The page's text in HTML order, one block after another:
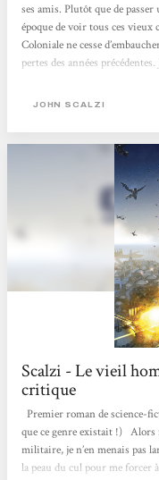
ses amis. Plutôt que de
époque de voir tous ces vieux
Coloniale ne cesse
pertes des années
faible mais ressentir, ne
JOHN SCALZI
Scalzi - Le vieil
critique
Premier roman de science-
que ce genre existait !) Alors
militaire, je n’en menais pas
la peau du cul pour me